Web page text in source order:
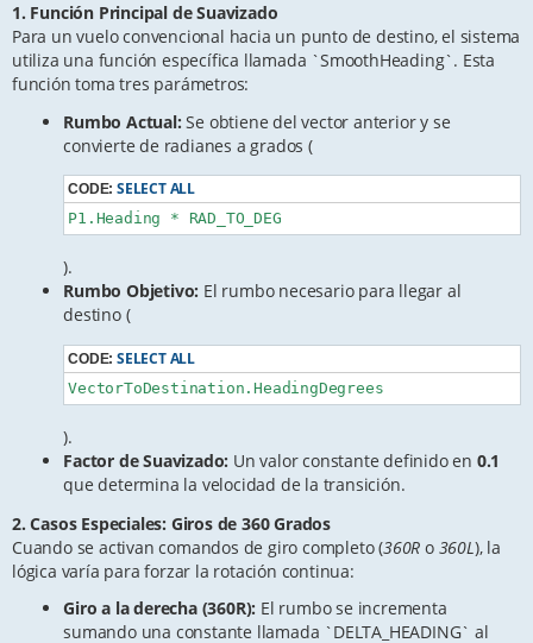
1. Función Principal de Suavizado
Para un vuelo convencional hacia un punto de destino, el sistema
utiliza una función específica llamada `SmoothHeading`. Esta
función toma tres parámetros:
Rumbo Actual: Se obtiene del vector anterior y se
convierte de radianes a grados (
CODE: SELECT ALL
P1.Heading * RAD_TO_DEG
).
Rumbo Objetivo: El rumbo necesario para llegar al
destino (
CODE: SELECT ALL
VectorToDestination.HeadingDegrees
).
Factor de Suavizado: Un valor constante definido en 0.1
que determina la velocidad de la transición.
2. Casos Especiales: Giros de 360 Grados
Cuando se activan comandos de giro completo (360R o 360L), la
lógica varía para forzar la rotación continua:
Giro a la derecha (360R): El rumbo se incrementa
sumando una constante llamada `DELTA_HEADING` al